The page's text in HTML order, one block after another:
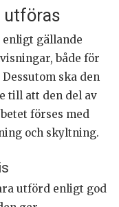
utföras
gällande
både för
ska den
till att den del av
förses med
och skyltning.
utförd enligt god